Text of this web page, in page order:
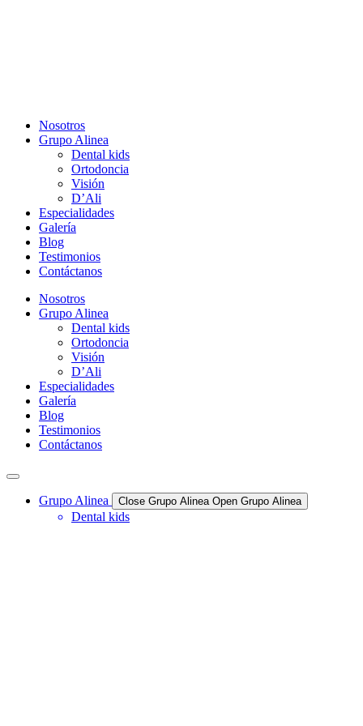
Nosotros
Grupo Alinea
Dental kids
Ortodoncia
Visión
D’Ali
Especialidades
Galería
Blog
Testimonios
Contáctanos
Nosotros
Grupo Alinea
Dental kids
Ortodoncia
Visión
D’Ali
Especialidades
Galería
Blog
Testimonios
Contáctanos
Grupo Alinea Close Grupo Alinea Open Grupo Alinea
Dental kids